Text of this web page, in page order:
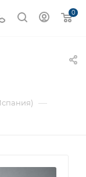
0
—